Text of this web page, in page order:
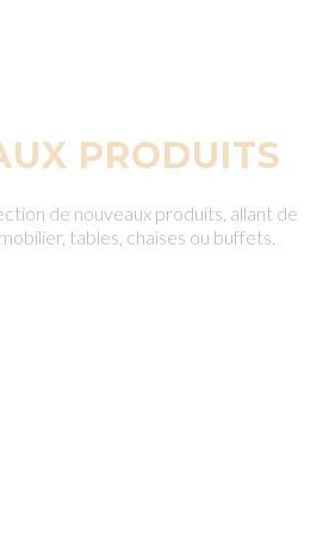
PRODUITS
de nouveaux produits, allant de
tables, chaises ou buffets.